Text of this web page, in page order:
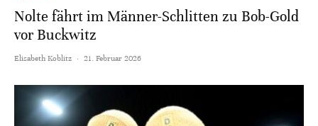
Nolte fährt im Männer-Schlitten zu Bob-Gold
vor Buckwitz
Elisabeth Koblitz · 21. Februar 2026